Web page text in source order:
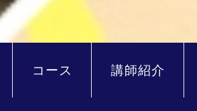
コース 講師紹介